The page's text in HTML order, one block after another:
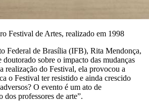
Festival de Artes, realizado em 1998
Federal de Brasília (IFB), Rita Mendonça,
doutorado sobre o impacto das mudanças
realização do Festival, ela provocou a
o Festival ter resistido e ainda crescido
O evento é um ato de
dos professores de arte”.